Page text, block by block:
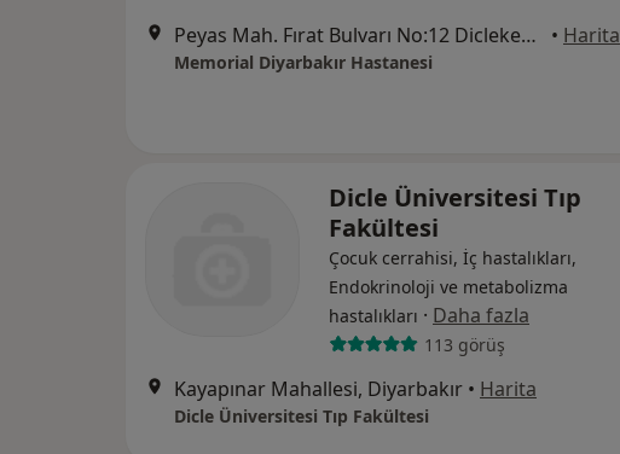
Peyas Mah. Fırat Bulvarı No:12 Diclekent/Kayapınar, Diyarbakır • Harita
Memorial Diyarbakır Hastanesi
Dicle Üniversitesi Tıp
Fakültesi
Çocuk cerrahisi, İç hastalıkları,
Endokrinoloji ve metabolizma
hastalıkları · Daha fazla
113 görüş
Kayapınar Mahallesi, Diyarbakır • Harita
Dicle Üniversitesi Tıp Fakültesi